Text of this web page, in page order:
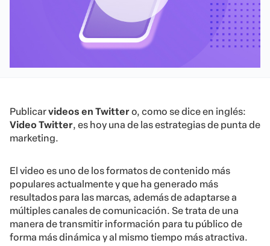
Publicarvideos en Twittero, como se dice en inglés:
Video Twitter, es hoy una de las estrategias de punta de
marketing.
El video es uno de los formatos de contenido más
populares actualmente y que ha generado más
resultados para las marcas, además de adaptarse a
múltiples canales de comunicación. Se trata de una
manera de transmitir información para tu público de
forma más dinámica y al mismo tiempo más atractiva.